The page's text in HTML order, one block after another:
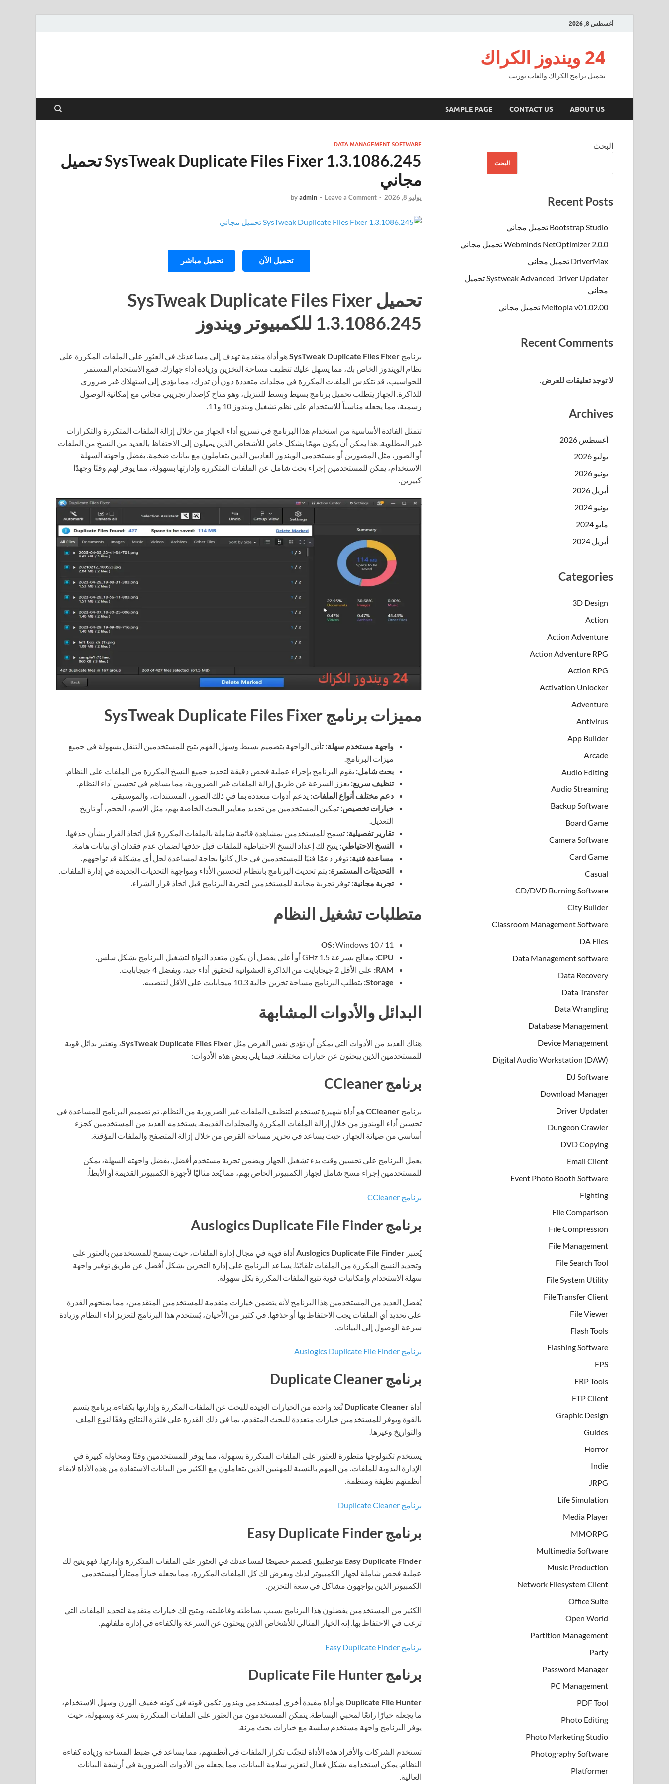
أغسطس 8, 2026
24 ويندوز الكراك
تحميل برامج الكراك والعاب تورنت
ABOUT US
CONTACT US
SAMPLE PAGE
DATA MANAGEMENT SOFTWARE
SysTweak Duplicate Files Fixer 1.3.1086.245 تحميل
مجاني
يوليو 8, 2026 -
byadmin - Leave a Comment
تحميل الآن تحميل مباشر
تحميل SysTweak Duplicate Files Fixer
1.3.1086.245 للكمبيوتر ويندوز
برنامج SysTweak Duplicate Files Fixerهو أداة متقدمة تهدف إلى مساعدتك في العثور على الملفات المكررة على
نظام الويندوز الخاص بك، مما يسهل عليك تنظيف مساحة التخزين وزيادة أداء جهازك. فمع الاستخدام المستمر
للحواسيب، قد تتكدس الملفات المكررة في مجلدات متعددة دون أن تدرك، مما يؤدي إلى استهلاك غير ضروري
للذاكرة. الجهاز يتطلب تحميل برنامج بسيط وبسط للتنزيل، وهو متاح كإصدار تجريبي مجاني مع إمكانية الوصول
رسمية، مما يجعله مناسباً للاستخدام على نظم تشغيل ويندوز 10 و11.
تتمثل الفائدة الأساسية من استخدام هذا البرنامج في تسريع أداء الجهاز من خلال إزالة الملفات المتكررة والتكرارات
غير المطلوبة. هذا يمكن أن يكون مهمًا بشكل خاص للأشخاص الذين يميلون إلى الاحتفاظ بالعديد من النسخ من الملفات
أو الصور، مثل المصورين أو مستخدمي الويندوز العاديين الذين يتعاملون مع بيانات ضخمة. بفضل واجهته السهلة
الاستخدام، يمكن للمستخدمين إجراء بحث شامل عن الملفات المتكررة وإدارتها بسهولة، مما يوفر لهم وقتًا وجهدًا
كبيرين.
مميزات برنامج SysTweak Duplicate Files Fixer
واجهة مستخدم سهلة: تأتي الواجهة بتصميم بسيط وسهل الفهم يتيح للمستخدمين التنقل بسهولة في جميع
ميزات البرنامج.
بحث شامل: يقوم البرنامج بإجراء عملية فحص دقيقة لتحديد جميع النسخ المكررة من الملفات على النظام.
تنظيف سريع: يعزز السرعة عن طريق إزالة الملفات غير الضرورية، مما يساهم في تحسين أداء النظام.
دعم مختلف أنواع الملفات: يدعم أدوات متعددة بما في ذلك الصور، المستندات، والموسيقى.
خيارات تخصيص: تمكين المستخدمين من تحديد معايير البحث الخاصة بهم، مثل الاسم، الحجم، أو تاريخ
التعديل.
تقارير تفصيلية: تسمح للمستخدمين بمشاهدة قائمة شاملة بالملفات المكررة قبل اتخاذ القرار بشأن حذفها.
النسخ الاحتياطي: يتيح لك إعداد النسخ الاحتياطية للملفات قبل حذفها لضمان عدم فقدان أي بيانات هامة.
مساعدة فنية: توفر دعمًا فنيًا للمستخدمين في حال كانوا بحاجة لمساعدة لحل أي مشكلة قد تواجههم.
التحديثات المستمرة: يتم تحديث البرنامج بانتظام لتحسين الأداء ومواجهة التحديات الجديدة في إدارة الملفات.
تجربة مجانية: توفر تجربة مجانية للمستخدمين لتجربة البرنامج قبل اتخاذ قرار الشراء.
متطلبات تشغيل النظام
OS:Windows 10 / 11
CPU: معالج بسرعة 1.5 GHz أو أعلى يفضل أن يكون متعدد النواة لتشغيل البرنامج بشكل سلس.
RAM: على الأقل 2 جيجابايت من الذاكرة العشوائية لتحقيق أداء جيد، ويفضل 4 جيجابايت.
Storage: يتطلب البرنامج مساحة تخزين خالية 10.3 ميجابايت على الأقل لتنصيبه.
البدائل والأدوات المشابهة
هناك العديد من الأدوات التي يمكن أن تؤدي نفس الغرض مثل SysTweak Duplicate Files Fixer، وتعتبر بدائل قوية
للمستخدمين الذين يبحثون عن خيارات مختلفة. فيما يلي بعض هذه الأدوات:
برنامج CCleaner
برنامج CCleanerهو أداة شهيرة تستخدم لتنظيف الملفات غير الضرورية من النظام. تم تصميم البرنامج للمساعدة في
تحسين أداء الويندوز من خلال إزالة الملفات المكررة والمجلدات القديمة. يستخدمه العديد من المستخدمين كجزء
أساسي من صيانة الجهاز، حيث يساعد في تحرير مساحة القرص من خلال إزالة المتصفح والملفات المؤقتة.
يعمل البرنامج على تحسين وقت بدء تشغيل الجهاز ويضمن تجربة مستخدم أفضل. بفضل واجهته السهلة، يمكن
للمستخدمين إجراء مسح شامل لجهاز الكمبيوتر الخاص بهم، مما يُعد مثاليًا لأجهزة الكمبيوتر القديمة أو الأبطأ.
برنامج CCleaner
برنامج Auslogics Duplicate File Finder
يُعتبر Auslogics Duplicate File Finderأداة قوية في مجال إدارة الملفات، حيث يسمح للمستخدمين بالعثور على
وتحديد النسخ المكررة من الملفات تلقائيًا. يساعد البرنامج على إدارة التخزين بشكل أفضل عن طريق توفير واجهة
سهلة الاستخدام وإمكانيات قوية تتبع الملفات المكررة بكل سهولة.
يُفضل العديد من المستخدمين هذا البرنامج لأنه يتضمن خيارات متقدمة للمستخدمين المتقدمين، مما يمنحهم القدرة
على تحديد أي الملفات يجب الاحتفاظ بها أو حذفها. في كثير من الأحيان، يُستخدم هذا البرنامج لتعزيز أداء النظام وزيادة
سرعة الوصول إلى البيانات.
برنامج Auslogics Duplicate File Finder
برنامج Duplicate Cleaner
أداة Duplicate Cleanerتُعد واحدة من الخيارات الجيدة للبحث عن الملفات المكررة وإدارتها بكفاءة. برنامج يتسم
بالقوة ويوفر للمستخدمين خيارات متعددة للبحث المتقدم، بما في ذلك القدرة على فلترة النتائج وفقًا لنوع الملف
والتواريخ وغيرها.
يستخدم تكنولوجيا متطورة للعثور على الملفات المتكررة بسهولة، مما يوفر للمستخدمين وقتًا ومحاولة كبيرة في
الإدارة اليدوية للملفات. من المهم بالنسبة للمهنيين الذين يتعاملون مع الكثير من البيانات الاستفادة من هذه الأداة لابقاء
أنظمتهم نظيفة ومنظمة.
برنامج Duplicate Cleaner
برنامج Easy Duplicate Finder
Easy Duplicate Finder هو تطبيق مُصمم خصيصًا لمساعدتك في العثور على الملفات المتكررة وإدارتها. فهو يتيح لك
عملية فحص شاملة لجهاز الكمبيوتر لديك ويعرض لك كل الملفات المكررة، مما يجعله خياراً ممتازاً لمستخدمي
الكمبيوتر الذين يواجهون مشاكل في سعة التخزين.
الكثير من المستخدمين يفضلون هذا البرنامج بسبب بساطته وفاعليته، ويتيح لك خيارات متقدمة لتحديد الملفات التي
ترغب في الاحتفاظ بها. إنه الخيار المثالي للأشخاص الذين يبحثون عن السرعة والكفاءة في إدارة ملفاتهم.
برنامج Easy Duplicate Finder
برنامج Duplicate File Hunter
Duplicate File Hunter هو أداة مفيدة أخرى لمستخدمي ويندوز. تكمن قوته في كونه خفيف الوزن وسهل الاستخدام،
ما يجعله خيارًا رائعًا لمحبي البساطة. يتمكن المستخدمون من العثور على الملفات المتكررة بسرعة وبسهولة، حيث
يوفر البرنامج واجهة مستخدم سلسة مع خيارات بحث مرنة.
تستخدم الشركات والأفراد هذه الأداة لتجنّب تكرار الملفات في أنظمتهم، مما يساعد في ضبط المساحة وزيادة كفاءة
النظام. يمكن استخدامه بشكل فعال لتعزيز سلامة البيانات، مما يجعله من الأدوات الضرورية في أرشفة البيانات
العالية.
البحث
البحث
Recent Posts
Bootstrap Studio تحميل مجاني
Webminds NetOptimizer 2.0.0 تحميل مجاني
DriverMax تحميل مجاني
Systweak Advanced Driver Updater تحميل
مجاني
Meltopia v01.02.00 تحميل مجاني
Recent Comments
لا توجد تعليقات للعرض.
Archives
أغسطس 2026
يوليو 2026
يونيو 2026
أبريل 2026
يونيو 2024
مايو 2024
أبريل 2024
Categories
3D Design
Action
Action Adventure
Action Adventure RPG
Action RPG
Activation Unlocker
Adventure
Antivirus
App Builder
Arcade
Audio Editing
Audio Streaming
Backup Software
Board Game
Camera Software
Card Game
Casual
CD/DVD Burning Software
City Builder
Classroom Management Software
DA Files
Data Management software
Data Recovery
Data Transfer
Data Wrangling
Database Management
Device Management
Digital Audio Workstation (DAW)
DJ Software
Download Manager
Driver Updater
Dungeon Crawler
DVD Copying
Email Client
Event Photo Booth Software
Fighting
File Comparison
File Compression
File Management
File Search Tool
File System Utility
File Transfer Client
File Viewer
Flash Tools
Flashing Software
FPS
FRP Tools
FTP Client
Graphic Design
Guides
Horror
Indie
JRPG
Life Simulation
Media Player
MMORPG
Multimedia Software
Music Production
Network Filesystem Client
Office Suite
Open World
Partition Management
Party
Password Manager
PC Management
PDF Tool
Photo Editing
Photo Marketing Studio
Photography Software
Platformer